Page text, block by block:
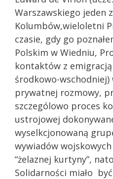
Warszawskiego jeden
Kolumbów,wieloletni
czasie, gdy go
Polskim w Wiedniu,
kontaktów z
środkowo-wschodniej)
prywatnej rozmowy,
szczególowo proces
ustrojowej
wyselkcjonowaną
wywiadów
“żelaznej kurtyny”,
Solidarności miało